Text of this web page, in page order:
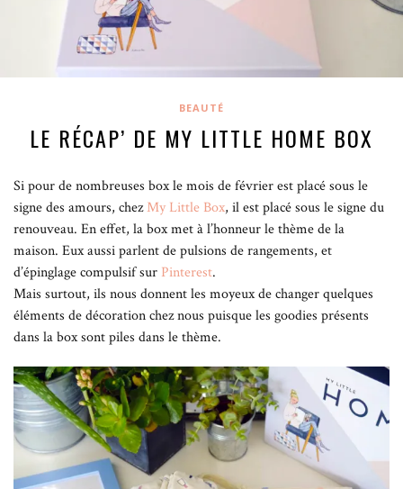
BEAUTÉ
LE RÉCAP’ DE MY LITTLE HOME BOX
Si pour de nombreuses box le mois de février est placé sous le
signe des amours, chezMy Little Box, il est placé sous le signe du
renouveau. En effet, la box met à l’honneur le thème de la
maison. Eux aussi parlent de pulsions de rangements, et
d’épinglage compulsif sur Pinterest.
Mais surtout, ils nous donnent les moyeux de changer quelques
éléments de décoration chez nous puisque les goodies présents
dans la box sont piles dans le thème.